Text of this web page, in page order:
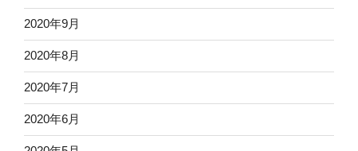
2020年9月
2020年8月
2020年7月
2020年6月